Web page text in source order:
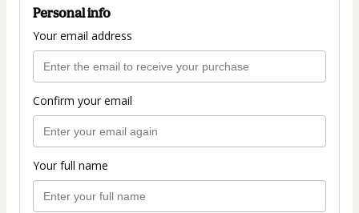
Personal info
Your email address
Confirm your email
Your full name